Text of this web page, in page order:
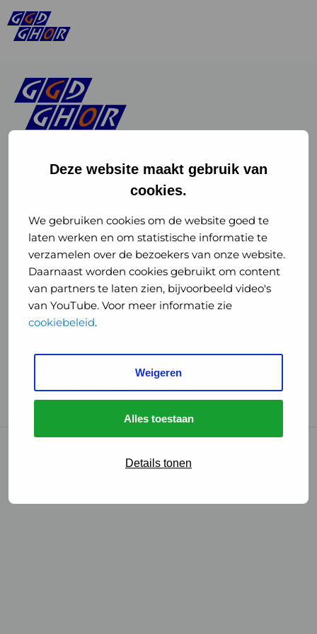
Deze website maakt gebruik van
cookies.
We gebruiken cookies om de website goed te
laten werken en om statistische informatie te
verzamelen over de bezoekers van onze website.
Daarnaast worden cookies gebruikt om content
van partners te laten zien, bijvoorbeeld video's
van YouTube. Voor meer informatie zie
cookiebeleid.
Weigeren
Alles toestaan
Details tonen
of
GGD
GHOR
Nederland
Instagram
of
GGD
GHOR
Nederland
GGD Reizen op social media
GGD Reizen
GGD Reisvaccinaties